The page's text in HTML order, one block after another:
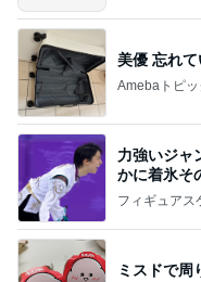
約千円のアイスが一番人気
Amebaトピックス
担任にいじ
Amebaトピッ
お願い